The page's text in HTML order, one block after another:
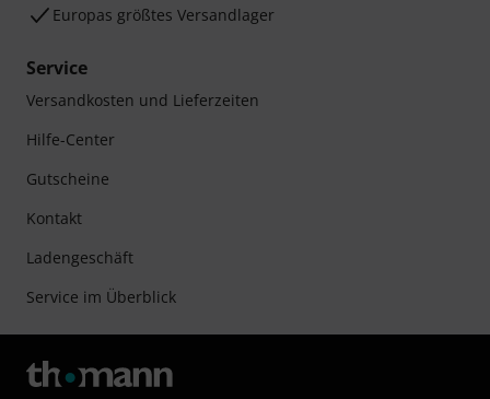
Europas größtes Versandlager
Service
Versandkosten und Lieferzeiten
Hilfe-Center
Gutscheine
Kontakt
Ladengeschäft
Service im Überblick